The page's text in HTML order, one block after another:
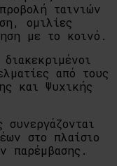
ταινιών
ομιλίες
με το κοινό.
από τους
και Ψυχικής
συνεργάζονται
στο πλαίσιο
παρέμβασης.